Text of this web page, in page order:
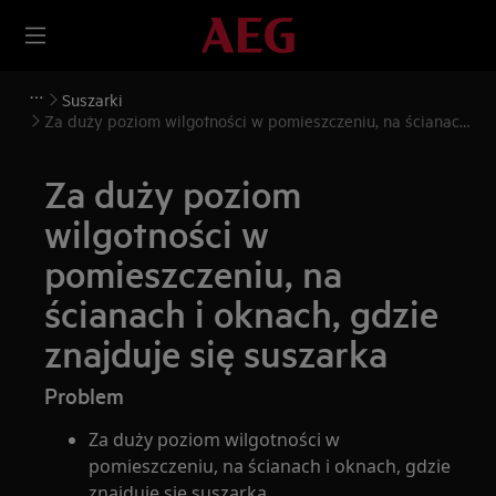
Suszarki
Za duży poziom wilgotności w pomieszczeniu, na ścianach
Za duży poziom
wilgotności w
pomieszczeniu, na
ścianach i oknach, gdzie
znajduje się suszarka
Problem
Za duży poziom wilgotności w
pomieszczeniu, na ścianach i oknach, gdzie